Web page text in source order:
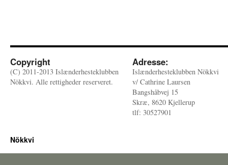
Copyright
(C) 2011-2013 Islænderhesteklubben
Nökkvi. Alle rettigheder reserveret.
Adresse:
Islænderhesteklubben Nökkvi
v/ Cathrine Laursen
Bangshåbvej 15
Skræ, 8620 Kjellerup
tlf: 30527901
Nökkvi